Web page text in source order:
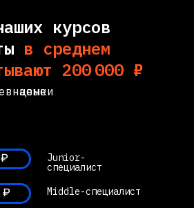
₽
курсов
в среднем
200 000 ₽
в цене
Middle-специалист
Junior-
специалист